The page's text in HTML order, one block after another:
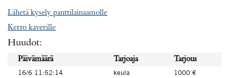
Lähetä kysely panttilainaamolle
Kerro kaverille
Huudot:
Päivämäärä Tarjoaja
Tarjous
16/6 11:52:14
keula 1000 €